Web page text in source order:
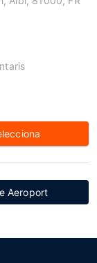
Aeroport